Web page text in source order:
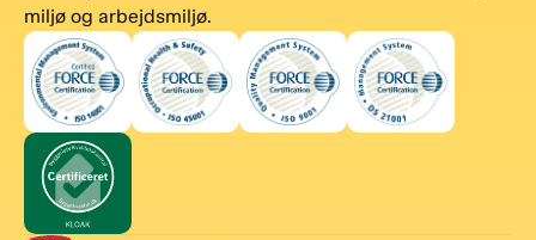
miljø og arbejdsmiljø.